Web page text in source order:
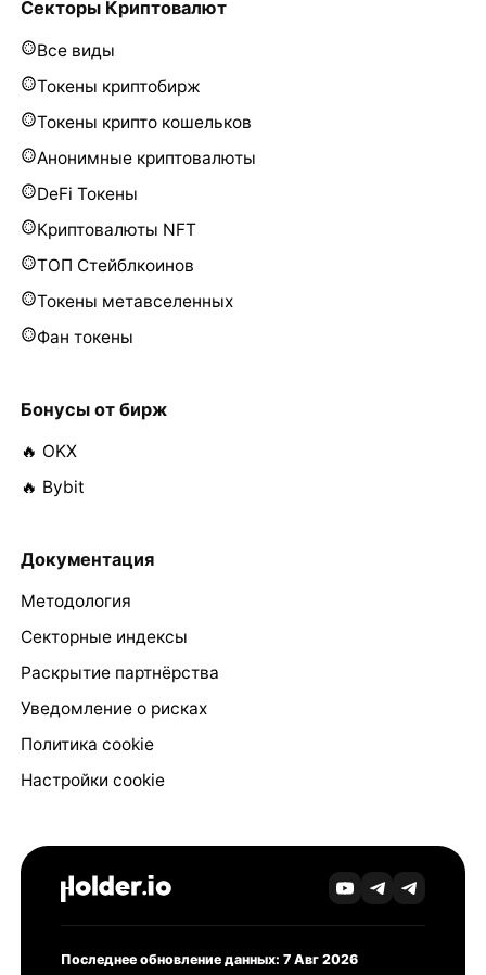
Секторы Криптовалют
Все виды
Токены криптобирж
Токены крипто кошельков
Анонимные криптовалюты
DeFi Токены
Криптовалюты NFT
ТОП Стейблкоинов
Токены метавселенных
Фан токены
Бонусы от бирж
🔥 OKX
🔥 Bybit
Документация
Методология
Секторные индексы
Раскрытие партнёрства
Уведомление о рисках
Политика cookie
Настройки cookie
Последнее обновление данных: 7 Авг 2026